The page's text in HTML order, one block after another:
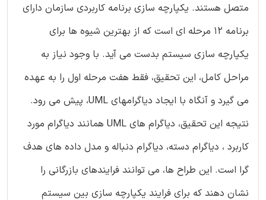
متصل هستند. یکپارچه سازی برنامه کاربردی سازمان دارای
برنامه 12 مرحله ای است که از بهترین شیوه ها برای
یکپارچه سازی سیستم بدست می آید. با وجود نیاز به
مراحل کامل، این تحقیق، فقط هفت مرحله اول را به عهده
می گیرد و آنگاه با ایجاد دیاگرامهای UML، پیش می رود.
نتیجه این تحقیق، دیاگرام های UML همانند دیاگرام مورد
کاربرد ، دیاگرام دسته، دیاگرام دنباله و مدل داده های هدف
گرا است. این طراح ها، می توانند فرایندهای بازرگانی را
نشان دهند که برای فرایند یکپارچه سازی بین سیستم